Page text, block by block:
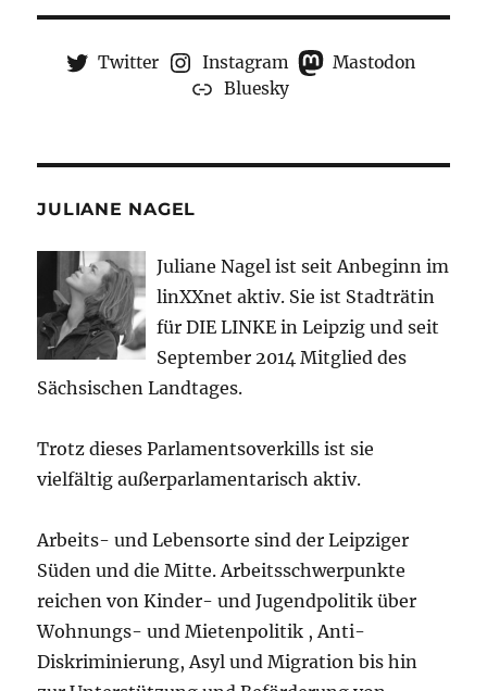
Twitter Instagram
Mastodon
Bluesky
JULIANE NAGEL
Juliane Nagel ist seit Anbeginn im
linXXnet aktiv. Sie ist Stadträtin
für DIE LINKE in Leipzig und seit
September 2014 Mitglied des
Sächsischen Landtages.
Trotz dieses Parlamentsoverkills ist sie
vielfältig außerparlamentarisch aktiv.
Arbeits- und Lebensorte sind der Leipziger
Süden und die Mitte. Arbeitsschwerpunkte
reichen von Kinder- und Jugendpolitik über
Wohnungs- und Mietenpolitik , Anti-
Diskriminierung, Asyl und Migration bis hin